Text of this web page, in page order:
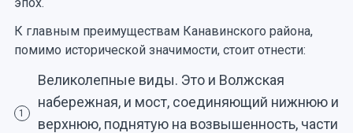
К главным преимуществам Канавинского района,
помимо исторической значимости, стоит отнести:
1
Великолепные виды. Это и Волжская
набережная, и мост, соединяющий нижнюю и
верхнюю, поднятую на возвышенность, части